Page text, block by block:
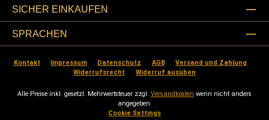
SICHER EINKAUFEN
SPRACHEN
Kontakt Impressum Datenschutz AGB
Versand und Zahlung
Widerrufsrecht
Widerruf ausüben
Alle Preise inkl. gesetzl. Mehrwertsteuer zzgl. Versandkosten wenn nicht anders
angegeben.
Cookie Settings